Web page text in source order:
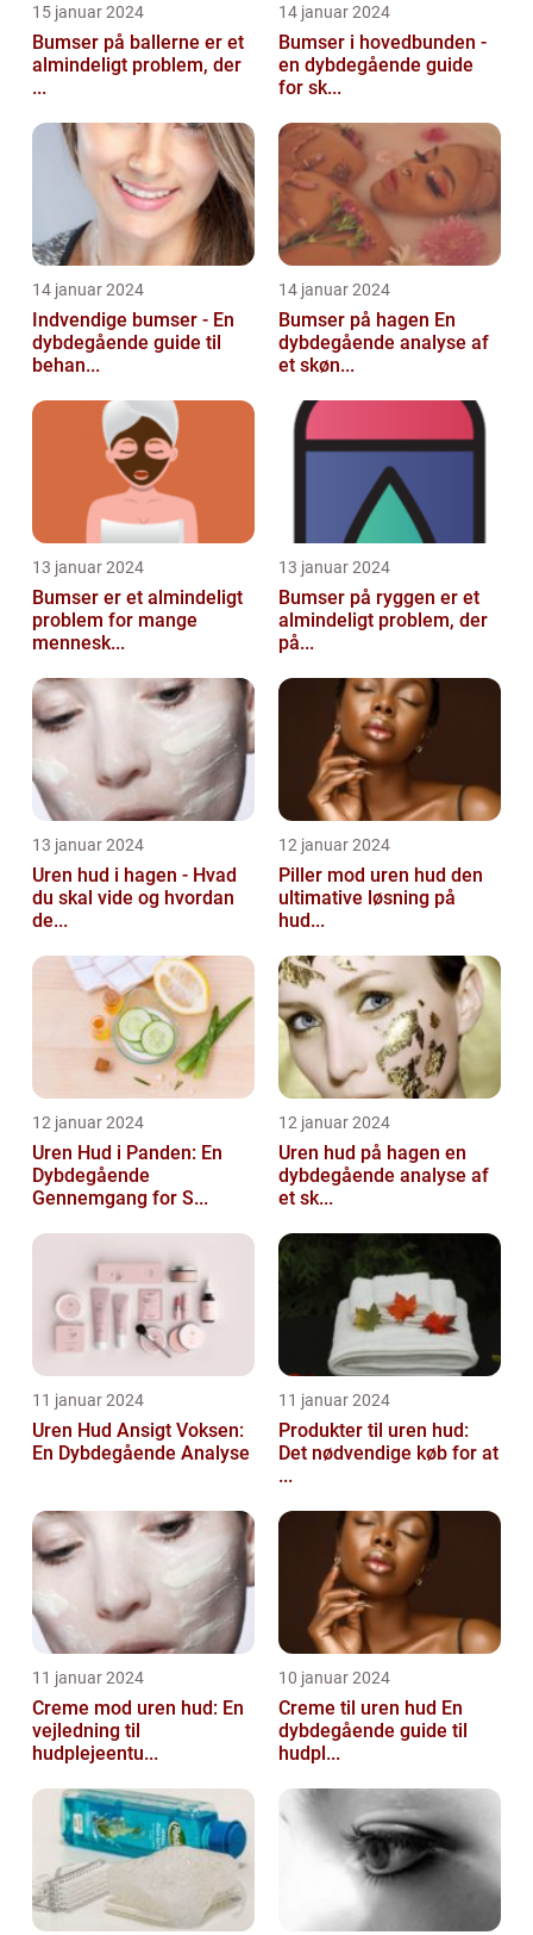
15 januar 2024
Bumser på ballerne er et
almindeligt problem, der
...
14 januar 2024
Bumser i hovedbunden -
en dybdegående guide
for sk...
14 januar 2024
Indvendige bumser - En
dybdegående guide til
behan...
14 januar 2024
Bumser på hagen En
dybdegående analyse af
et skøn...
13 januar 2024
Bumser er et almindeligt
problem for mange
mennesk...
13 januar 2024
Bumser på ryggen er et
almindeligt problem, der
på...
13 januar 2024
Uren hud i hagen - Hvad
du skal vide og hvordan
de...
12 januar 2024
Piller mod uren hud den
ultimative løsning på
hud...
12 januar 2024
Uren Hud i Panden: En
Dybdegående
Gennemgang for S...
12 januar 2024
Uren hud på hagen en
dybdegående analyse af
et sk...
11 januar 2024
Uren Hud Ansigt Voksen:
En Dybdegående Analyse
11 januar 2024
Produkter til uren hud:
Det nødvendige køb for at
...
11 januar 2024
Creme mod uren hud: En
vejledning til
hudplejeentu...
10 januar 2024
Creme til uren hud En
dybdegående guide til
hudpl...